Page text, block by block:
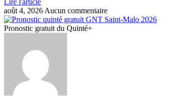
août 4, 2026 Aucun commentaire
Pronostic gratuit du Quinté+